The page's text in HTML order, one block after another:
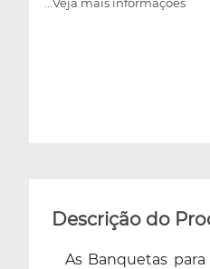
para utilização como
Descrição do
As Banquetas